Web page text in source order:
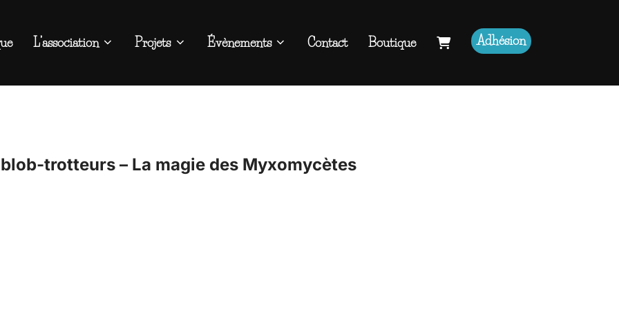
L’association Projets Évènements Contact Boutique Adhésion
trotteurs – La magie des Myxomycètes